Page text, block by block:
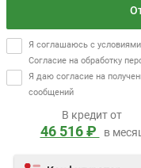
Я соглашаюсь с условиями
Согласие на обработку
Я даю согласие на
сообщений
В кредит от
46 516 ₽ в